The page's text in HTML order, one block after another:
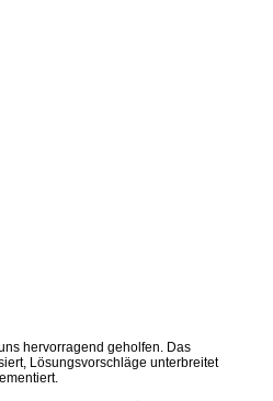
hervorragend geholfen. Das
Lösungsvorschläge unterbreitet